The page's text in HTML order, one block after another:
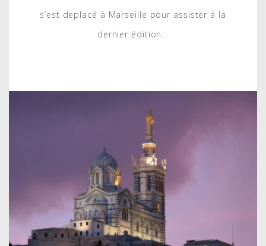
s’est deplacé à Marseille pour assister à la
dernier édition...